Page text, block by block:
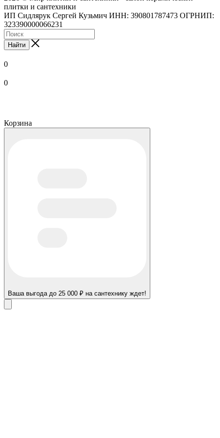
плитки и сантехники
ИП Сидлярук Сергей Кузьмич ИНН: 390801787473 ОГРНИП:
323390000066231
Найти
0
0
Корзина
Ваша выгода до 25 000 ₽ на сантехнику ждет!